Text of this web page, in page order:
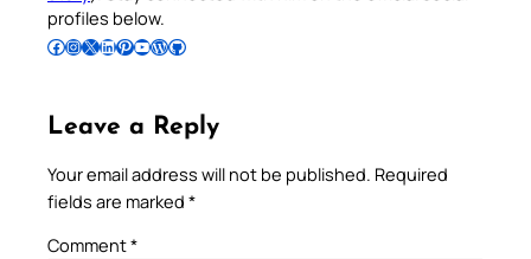
profiles below.
Follow Pradeep on Facebook Follow Pradeep on InstagramFollow Pradeep on X Follow Pradeep on LinkedIn Follow Pradeep on Pinterest Subscribe to Pradeep’s Youtube Channel Follow Pradeep on WordPress Follow Pradeep on GitHub
Leave a Reply
Your email address will not be published. Required
fields are marked *
Comment*